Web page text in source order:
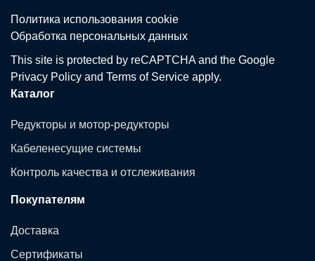
Политика использования сookie
Обработка персональных данных
This site is protected by reCAPTCHA and the Google
Privacy Policy and Terms of Service apply.
Каталог
Редукторы и мотор-редукторы
Кабеленесущие системы
Контроль качества и отслеживания
Покупателям
Доставка
Сертификаты